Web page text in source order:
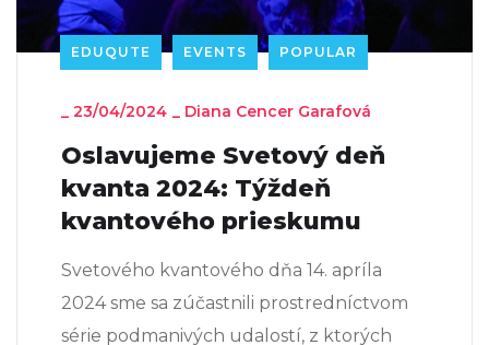
EDUQUTE EVENTS POPULAR
_ 23/04/2024 _ Diana Cencer Garafová
Oslavujeme Svetový deň
kvanta 2024: Týždeň
kvantového prieskumu
Svetového kvantového dňa 14. apríla
2024 sme sa zúčastnili prostredníctvom
série podmanivých udalostí, z ktorých